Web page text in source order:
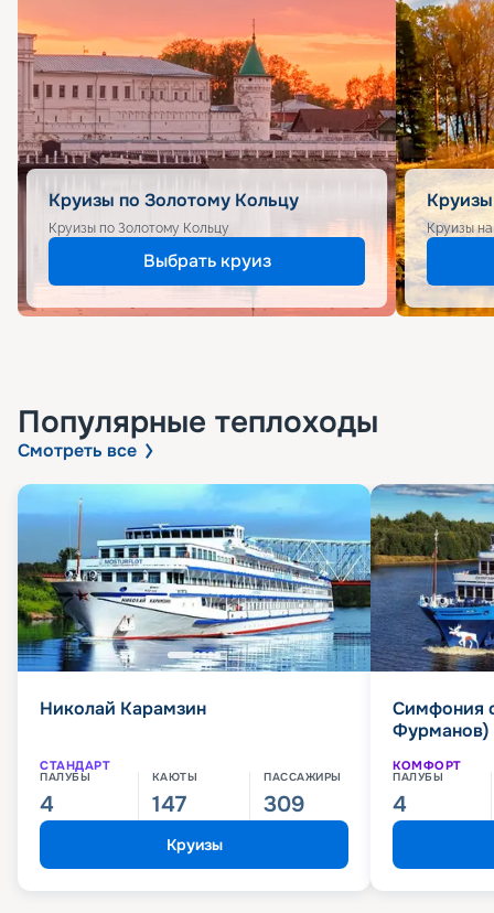
Круизы по Золотому Кольцу
Круизы по Золотому Кольцу
Выбрать круиз
Круизы
Популярные теплоходы
Смотреть все
Николай Карамзин
СТАНДАРТ
ПАЛУБЫ
4
КАЮТЫ
147
ПАССАЖИРЫ
309
Круизы
Симфония
Фурманов)
КОМФОРТ
ПАЛУБЫ
4